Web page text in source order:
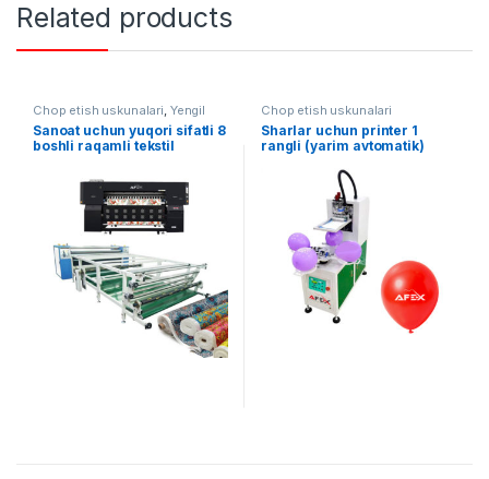
Related products
Chop etish uskunalari, Yengil
sanoat
Sanoat uchun yuqori sifatli 8
boshli raqamli tekstil
Chop etish uskunalari
Sharlar uchun printer 1
rangli (yarim avtomatik)